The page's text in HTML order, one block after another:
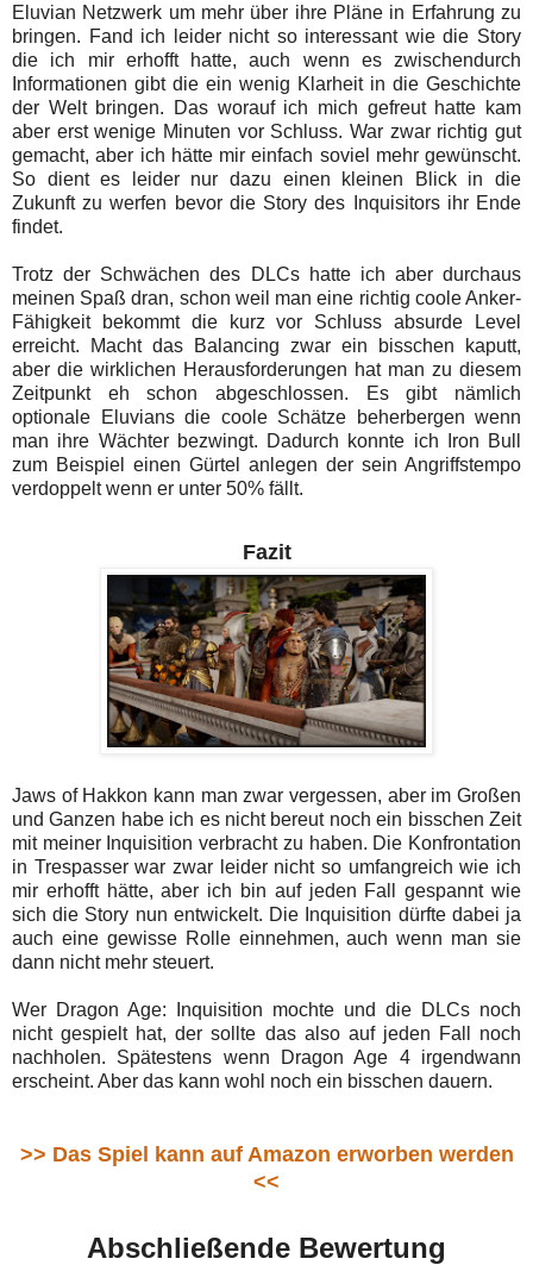
Eluvian Netzwerk um mehr über ihre Pläne in Erfahrung zu
bringen. Fand ich leider nicht so interessant wie die Story
die ich mir erhofft hatte, auch wenn es zwischendurch
Informationen gibt die ein wenig Klarheit in die Geschichte
der Welt bringen. Das worauf ich mich gefreut hatte kam
aber erst wenige Minuten vor Schluss. War zwar richtig gut
gemacht, aber ich hätte mir einfach soviel mehr gewünscht.
So dient es leider nur dazu einen kleinen Blick in die
Zukunft zu werfen bevor die Story des Inquisitors ihr Ende
findet.
Trotz der Schwächen des DLCs hatte ich aber durchaus
meinen Spaß dran, schon weil man eine richtig coole Anker-
Fähigkeit bekommt die kurz vor Schluss absurde Level
erreicht. Macht das Balancing zwar ein bisschen kaputt,
aber die wirklichen Herausforderungen hat man zu diesem
Zeitpunkt eh schon abgeschlossen. Es gibt nämlich
optionale Eluvians die coole Schätze beherbergen wenn
man ihre Wächter bezwingt. Dadurch konnte ich Iron Bull
zum Beispiel einen Gürtel anlegen der sein Angriffstempo
verdoppelt wenn er unter 50% fällt.
Fazit
Jaws of Hakkon kann man zwar vergessen, aber im Großen
und Ganzen habe ich es nicht bereut noch ein bisschen Zeit
mit meiner Inquisition verbracht zu haben. Die Konfrontation
in Trespasser war zwar leider nicht so umfangreich wie ich
mir erhofft hätte, aber ich bin auf jeden Fall gespannt wie
sich die Story nun entwickelt. Die Inquisition dürfte dabei ja
auch eine gewisse Rolle einnehmen, auch wenn man sie
dann nicht mehr steuert.
Wer Dragon Age: Inquisition mochte und die DLCs noch
nicht gespielt hat, der sollte das also auf jeden Fall noch
nachholen. Spätestens wenn Dragon Age 4 irgendwann
erscheint. Aber das kann wohl noch ein bisschen dauern.
>> Das Spiel kann auf Amazon erworben werden
<<
Abschließende Bewertung